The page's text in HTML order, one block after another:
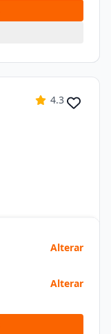
4.3
Alterar
Alterar